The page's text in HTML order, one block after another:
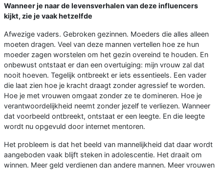
Wanneer je naar de levensverhalen van deze influencers
kijkt, zie je vaak hetzelfde
Afwezige vaders. Gebroken gezinnen. Moeders die alles alleen
moeten dragen. Veel van deze mannen vertellen hoe ze hun
moeder zagen worstelen om het gezin overeind te houden. En
onbewust ontstaat er dan een overtuiging: mijn vrouw zal dat
nooit hoeven. Tegelijk ontbreekt er iets essentieels. Een vader
die laat zien hoe je kracht draagt zonder agressief te worden.
Hoe je met vrouwen omgaat zonder ze te domineren. Hoe je
verantwoordelijkheid neemt zonder jezelf te verliezen. Wanneer
dat voorbeeld ontbreekt, ontstaat er een leegte. En die leegte
wordt nu opgevuld door internet mentoren.
Het probleem is dat het beeld van mannelijkheid dat daar wordt
aangeboden vaak blijft steken in adolescentie. Het draait om
winnen. Meer geld verdienen dan andere mannen. Meer vrouwen